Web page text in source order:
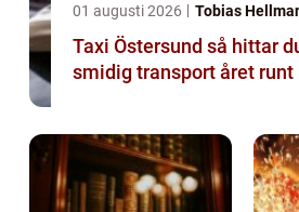
01 augusti 2026 Tobias
Taxi Östersund så hittar du trygg och
smidig transport året runt